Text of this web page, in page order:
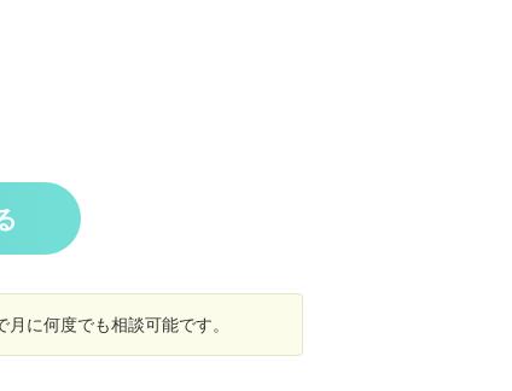
に何度でも相談可能です。